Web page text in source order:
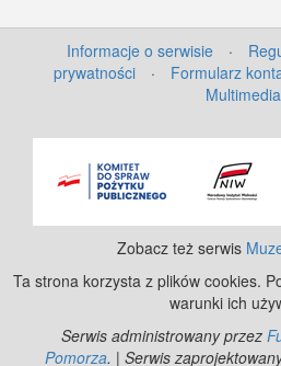
Informacje o serwisie ·
prywatności
· Formularz
Zobacz też serwis
Ta strona korzysta z plików cookies.
warunki ich
Serwis administrowany przez
Pomorza. | Serwis